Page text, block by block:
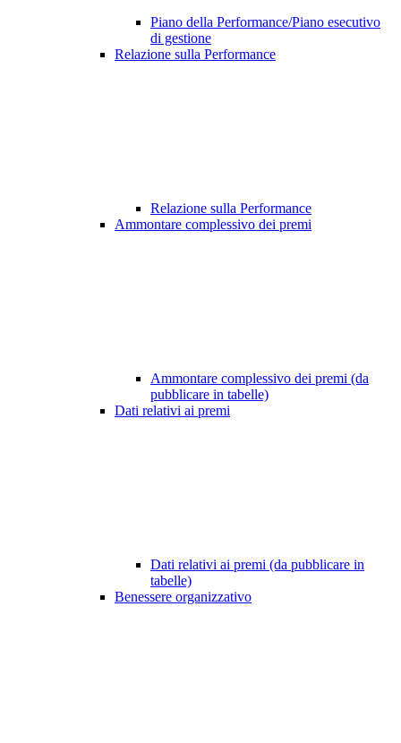
Piano della Performance/Piano esecutivo
di gestione
Relazione sulla Performance
Relazione sulla Performance
Ammontare complessivo dei premi
Ammontare complessivo dei premi (da
pubblicare in tabelle)
Dati relativi ai premi
Dati relativi ai premi (da pubblicare in
tabelle)
Benessere organizzativo